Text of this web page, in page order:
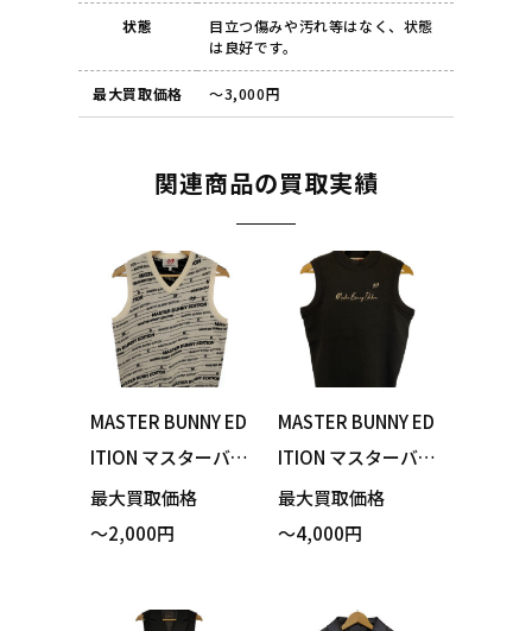
状態
目立つ傷みや汚れ等はなく、状態
は良好です。
最大買取価格 ～3,000円
関連商品の買取実績
MASTER BUNNY ED
ITION マスターバニ
ーエディション 75
9-0273902 バイヤ
最大買取価格
～2,000円
MASTER BUNNY ED
ITION マスターバニ
ーエディション 75
9-1173302 ベスト
最大買取価格
～4,000円